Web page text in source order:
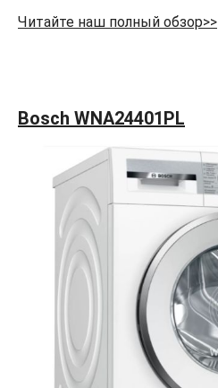
Читайте наш полный обзор>>
Bosch WNA24401PL